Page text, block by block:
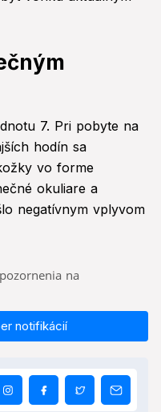
7. Pri pobyte na
hodín sa
vo forme
okuliare a
negatívnym vplyvom
na
notifikácií